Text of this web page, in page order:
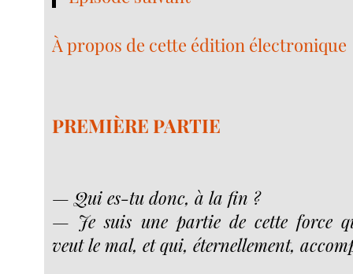
À propos de cette édition électronique
PREMIÈRE PARTIE
— Qui es-tu donc, à la fin ?
— Je suis une partie de cette force
veut le mal, et qui, éternellement,